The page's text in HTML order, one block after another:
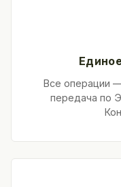
Все операции
передача по